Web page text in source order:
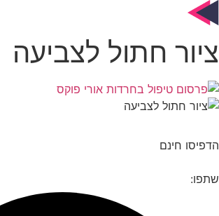
חתול לצביעה
חינם